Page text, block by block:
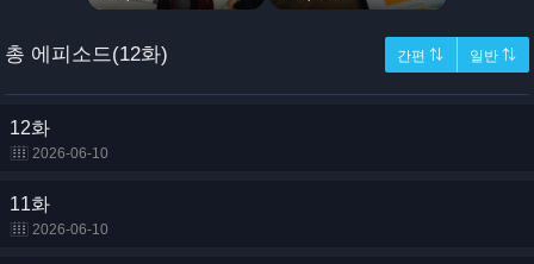
총 에피소드(12화) 간편 ⇅ 일반 ⇅
12화
2026-06-10
11화
2026-06-10